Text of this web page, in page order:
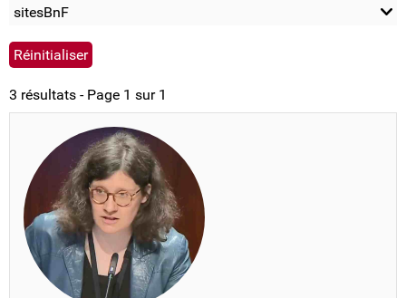
sitesBnF
3 résultats - Page 1 sur 1